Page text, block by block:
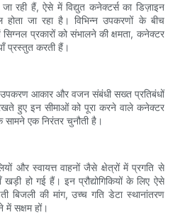
जा रही हैं, ऐसे में विद्युत कनेक्टर्स का डिज़ाइन
जा रहा है। विभिन्न उपकरणों के बीच
प्रकारों को संभालने की क्षमता, कनेक्टर
प्रस्तुत करती हैं।
आकार और वजन संबंधी सख्त प्रतिबंधों
हुए इन सीमाओं को पूरा करने वाले कनेक्टर
एक निरंतर चुनौती है।
और स्वायत्त वाहनों जैसे क्षेत्रों में प्रगति से
हो गई हैं। इन प्रौद्योगिकियों के लिए ऐसे
बिजली की मांग, उच्च गति डेटा स्थानांतरण
में सक्षम हों।